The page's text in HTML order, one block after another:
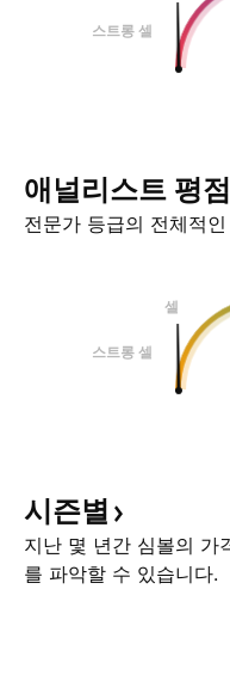
스트롱 셀
애널리스트 평점
전문가 등급의 전체적인
셀
스트롱 셀
시즌별
지난 몇 년간 심볼의 가
를 파악할 수 있습니다.